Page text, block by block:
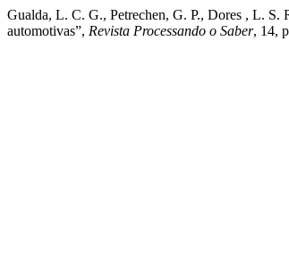
Gualda, L. C. G., Petrechen, G. P., Dores , L. S.
automotivas”, Revista Processando o Saber, 14,